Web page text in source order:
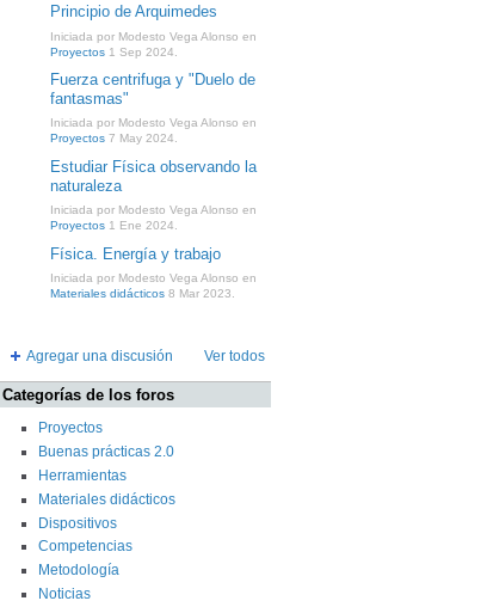
Principio de Arquimedes
Iniciada por Modesto Vega Alonso en
Proyectos 1 Sep 2024.
Fuerza centrifuga y "Duelo de
fantasmas"
Iniciada por Modesto Vega Alonso en
Proyectos 7 May 2024.
Estudiar Física observando la
naturaleza
Iniciada por Modesto Vega Alonso en
Proyectos 1 Ene 2024.
Física. Energía y trabajo
Iniciada por Modesto Vega Alonso en
Materiales didácticos 8 Mar 2023.
Agregar una discusión Ver todos
Categorías de los foros
Proyectos
Buenas prácticas 2.0
Herramientas
Materiales didácticos
Dispositivos
Competencias
Metodología
Noticias